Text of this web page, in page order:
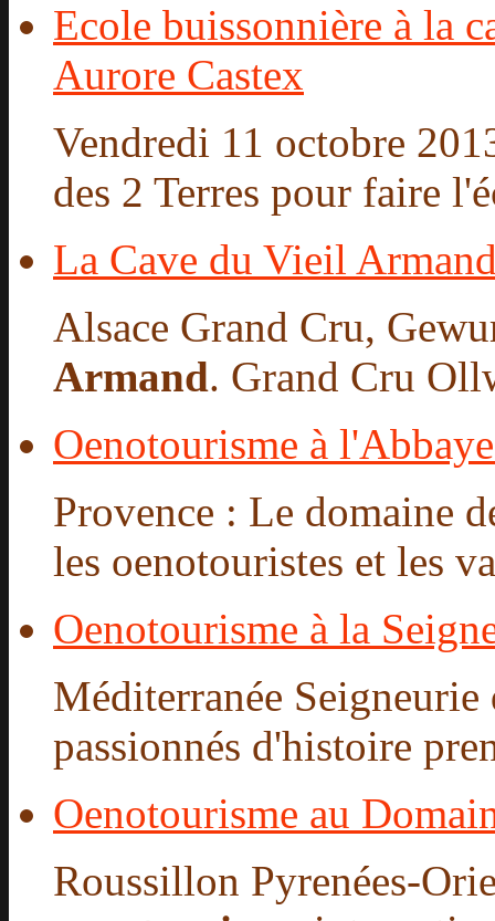
Ecole buissonnière à la
Aurore Castex
Vendredi 11 octobre
des 2 Terres pour faire
La Cave du Vieil
Alsace Grand Cru,
Armand. Grand Cru
Oenotourisme à
Provence : Le domaine
les oenotouristes et les
Oenotourisme à la
Méditerranée
passionnés d'histoire
Oenotourisme au
Roussillon Pyrenées-